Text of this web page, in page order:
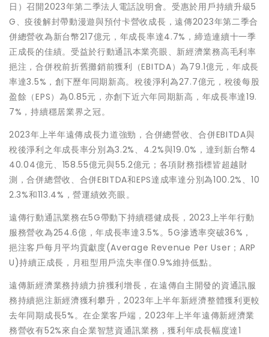
日）召開2023年第二季法人電話說明會。受惠於用戶持續升級5
G、疫後解封帶動漫遊與預付卡營收成長，遠傳2023年第二季合
併總營收為新台幣217億元，年成長率達4.7%，締造連續十一季
正成長的佳績。受益於行動通訊本業亮眼、新經濟業務高毛利率
挹注，合併稅前折舊攤銷前獲利（EBITDA）為79.1億元，年成長
率達3.5%，創下歷年同期新高。稅後淨利為27.7億元，稅後每股
盈餘（EPS）為0.85元，亦創下近六年同期新高，年成長率達19.
7%，持續穩居業界之冠。
2023年上半年遠傳成長力道強勁，合併總營收、合併EBITDA與
稅後淨利之年成長率分別為3.2%、4.2%與19.0%，達到新台幣4
40.04億元、158.55億元與55.2億元；各項財務指標皆超越財
測，合併總營收、合併EBITDA和EPS達成率達分別為100.2%、10
2.3%和113.4%，營運績效亮眼。
遠傳行動通訊業務在5G帶動下持續穩健成長，2023上半年行動
服務營收為254.6億，年成長率達3.5%。5G滲透率突破36%，
挹注客戶每月平均貢獻度(Average Revenue Per User；ARP
U)持續正成長，月租型用戶流失率僅0.9%維持低點。
遠傳新經濟業務持續力拚獲利增長，在遠傳自主開發的資通訊服
務持續挹注新經濟獲利攀升，2023年上半年新經濟整體獲利更較
去年同期成長5%。在企業客戶端，2023年上半年遠傳新經濟業
務營收有52%來自企業智慧資通訊業務，獲利年成長幅度達1